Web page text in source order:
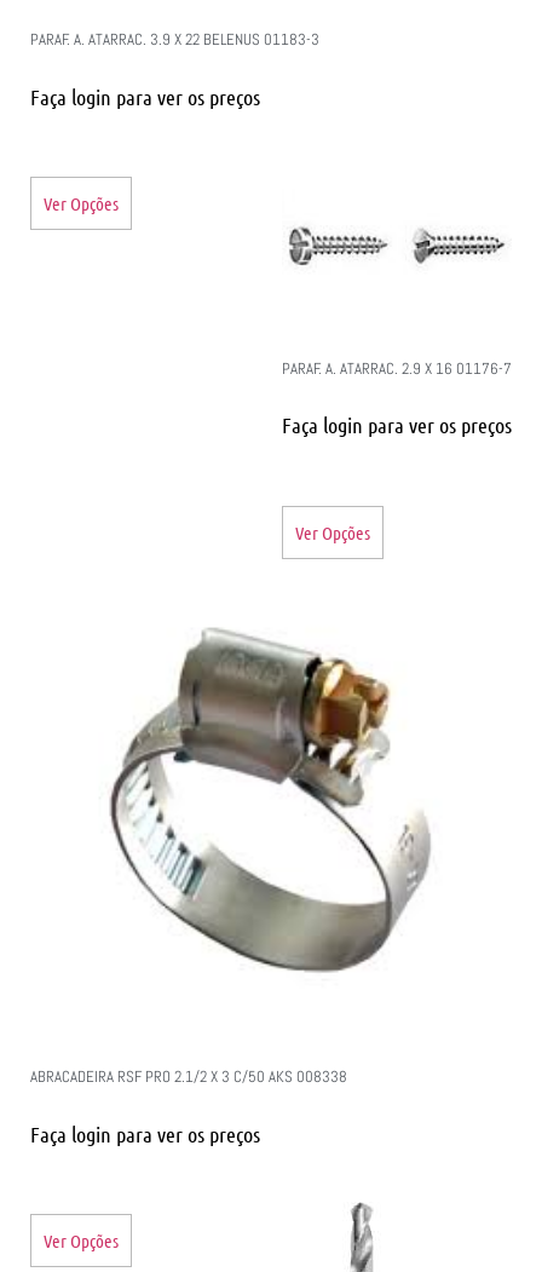
PARAF. A. ATARRAC. 3.9 X 22 BELENUS 01183-3
Faça login para ver os preços
Ver Opções
PARAF. A. ATARRAC. 2.9 X 16 01176-7
Faça login para ver os preços
Ver Opções
ABRACADEIRA RSF PRO 2.1/2 X 3 C/50 AKS 008338
Faça login para ver os preços
Ver Opções